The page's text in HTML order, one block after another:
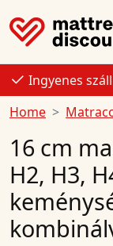
Ingyenes
Home
16 cm
H2, H3,